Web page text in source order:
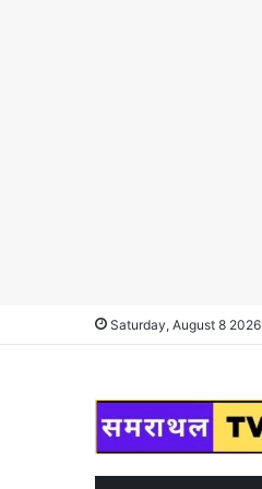
Saturday, August 8 2026